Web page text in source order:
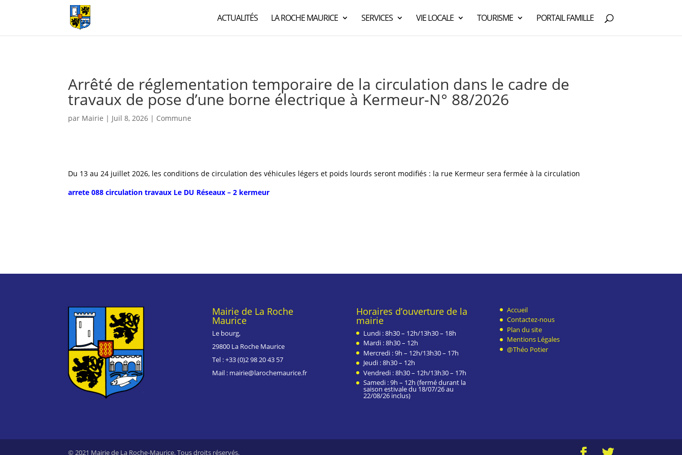
ACTUALITÉS LA ROCHE MAURICE SERVICES VIE LOCALE TOURISME PORTAIL FAMILLE
Arrêté de réglementation temporaire de la circulation dans le cadre de
travaux de pose d’une borne électrique à Kermeur-N° 88/2026
par Mairie | Juil 8, 2026 | Commune
Du 13 au 24 juillet 2026, les conditions de circulation des véhicules légers et poids lourds seront modifiés : la rue Kermeur sera fermée à la circulation
arrete 088 circulation travaux Le DU Réseaux – 2 kermeur
Mairie de La Roche
Maurice
Le bourg,
29800 La Roche Maurice
Tel : +33 (0)2 98 20 43 57
Mail : mairie@larochemaurice.fr
Horaires d’ouverture de la
mairie
Lundi : 8h30 – 12h/13h30 – 18h
Mardi : 8h30 – 12h
Mercredi : 9h – 12h/13h30 – 17h
Jeudi : 8h30 – 12h
Vendredi : 8h30 – 12h/13h30 – 17h
Samedi : 9h – 12h (fermé durant la
saison estivale du 18/07/26 au
22/08/26 inclus)
Accueil
Contactez-nous
Plan du site
Mentions Légales
@Théo Potier
© 2021 Mairie de La Roche-Maurice. Tous droits réservés.